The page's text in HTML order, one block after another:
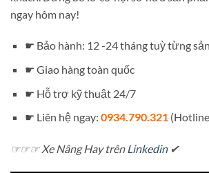
ngay hôm nay!
☛ Bảo hành: 12 -24 tháng tuỳ từng
☛ Giao hàng toàn quốc
☛ Hỗ trợ kỹ thuật 24/7
☛ Liên hệ ngay: 0934.790.321
☞☞☞ Xe Nâng Hay trênLinkedin✔